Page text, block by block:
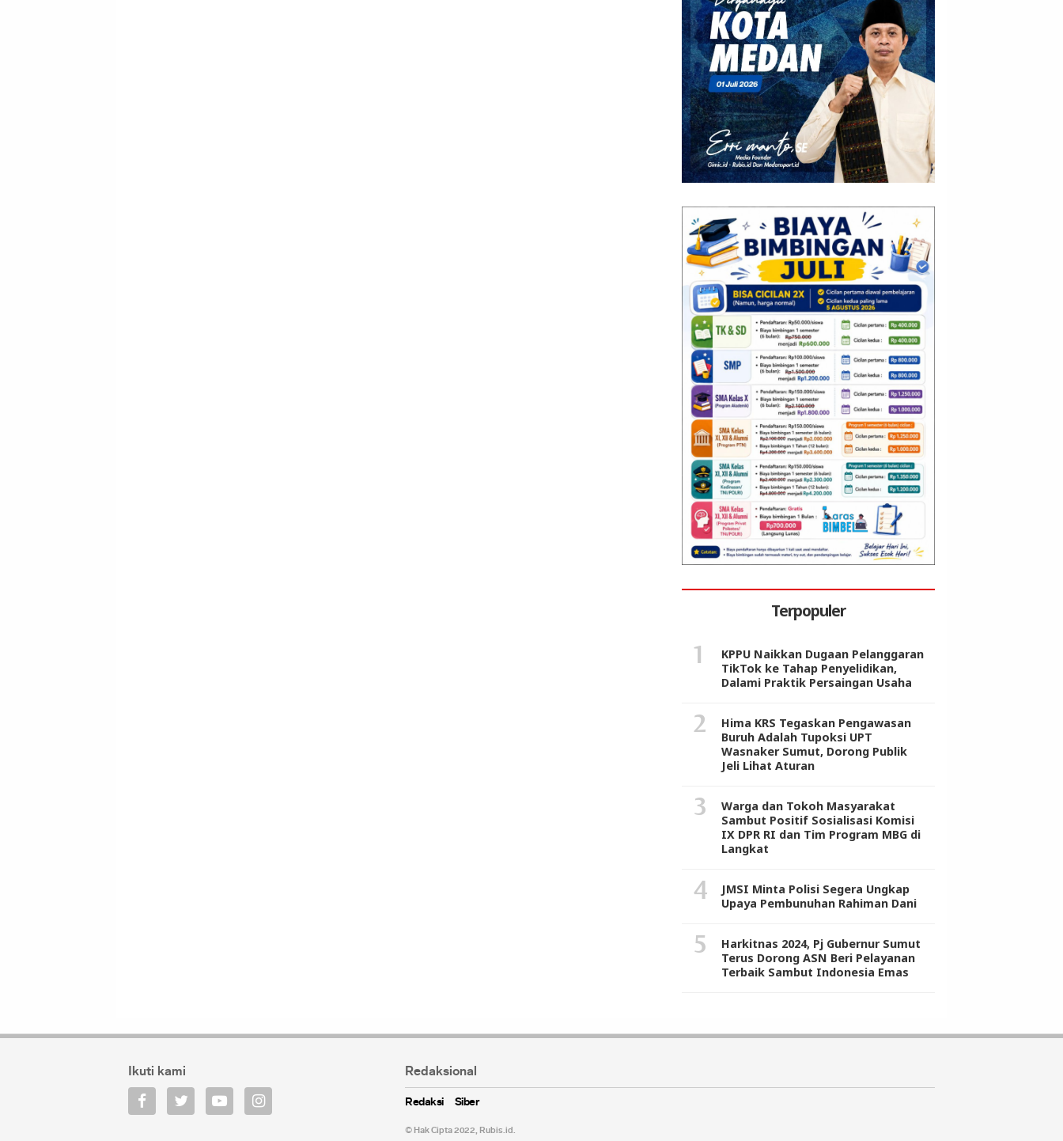
Terpopuler
KPPU Naikkan Dugaan Pelanggaran
TikTok ke Tahap Penyelidikan,
Dalami Praktik Persaingan Usaha
Hima KRS Tegaskan Pengawasan
Buruh Adalah Tupoksi UPT
Wasnaker Sumut, Dorong Publik
Jeli Lihat Aturan
Warga dan Tokoh Masyarakat
Sambut Positif Sosialisasi Komisi
IX DPR RI dan Tim Program MBG di
Langkat
JMSI Minta Polisi Segera Ungkap
Upaya Pembunuhan Rahiman Dani
Harkitnas 2024, Pj Gubernur Sumut
Terus Dorong ASN Beri Pelayanan
Terbaik Sambut Indonesia Emas
Ikuti kami Redaksional
Redaksi Siber
© Hak Cipta 2022, Rubis.id.